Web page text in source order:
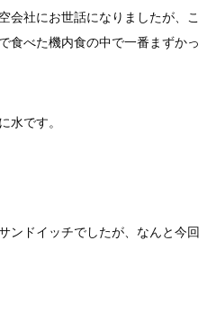
会社にお世話になりましたが、こ
食べた機内食の中で一番まずかっ
水です。
ンドイッチでしたが、なんと今回